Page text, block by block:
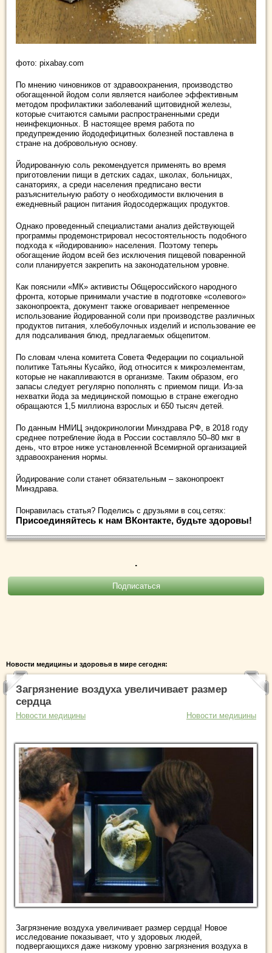
фото: pixabay.com
По мнению чиновников от здравоохранения, производство
обогащенной йодом соли является наиболее эффективным
методом профилактики заболеваний щитовидной железы,
которые считаются самыми распространенными среди
неинфекционных. В настоящее время работа по
предупреждению йододефицитных болезней поставлена в
стране на добровольную основу.
Йодированную соль рекомендуется применять во время
приготовлении пищи в детских садах, школах, больницах,
санаториях, а среди населения предписано вести
разъяснительную работу о необходимости включения в
ежедневный рацион питания йодосодержащих продуктов.
Однако проведенный специалистами анализ действующей
программы продемонстрировал несостоятельность подобного
подхода к «йодированию» населения. Поэтому теперь
обогащение йодом всей без исключения пищевой поваренной
соли планируется закрепить на законодательном уровне.
Как пояснили «МК» активисты Общероссийского народного
фронта, которые принимали участие в подготовке «солевого»
законопроекта, документ также оговаривает непременное
использование йодированной соли при производстве различных
продуктов питания, хлебобулочных изделий и использование ее
для подсаливания блюд, предлагаемых общепитом.
По словам члена комитета Совета Федерации по социальной
политике Татьяны Кусайко, йод относится к микроэлементам,
которые не накапливаются в организме. Таким образом, его
запасы следует регулярно пополнять с приемом пищи. Из-за
нехватки йода за медицинской помощью в стране ежегодно
обращаются 1,5 миллиона взрослых и 650 тысяч детей.
По данным НМИЦ эндокринологии Минздрава РФ, в 2018 году
среднее потребление йода в России составляло 50–80 мкг в
день, что втрое ниже установленной Всемирной организацией
здравоохранения нормы.
Йодирование соли станет обязательным – законопроект
Минздрава.
Понравилась статья? Поделись с друзьями в соц.сетях:
Присоединяйтесь к нам ВКонтакте, будьте здоровы!
.
Новости медицины и здоровья в мире сегодня:
Загрязнение воздуха увеличивает размер
сердца
Новости медицины Новости медицины
Загрязнение воздуха увеличивает размер сердца! Новое
исследование показывает, что у здоровых людей,
подвергающихся даже низкому уровню загрязнения воздуха в